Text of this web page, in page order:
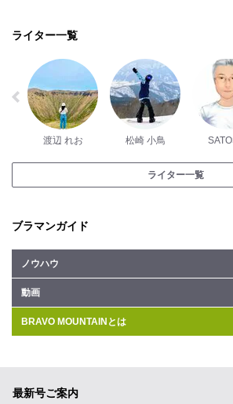
ライター一覧
渡辺 れお 松崎 小鳥
ライター一覧
ブラマンガイド
ノウハウ
動画
BRAVO MOUNTAINとは
最新号ご案内